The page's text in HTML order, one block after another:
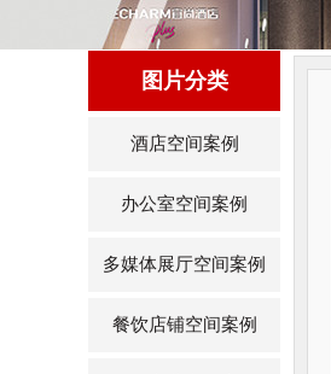
图片分类
酒店空间案例
办公室空间案例
多媒体展厅空间案例
餐饮店铺空间案例